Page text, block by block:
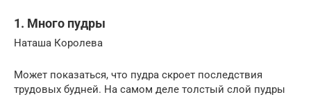
1. Много пудры
Наташа Королева
Может показаться, что пудра скроет последствия
трудовых будней. На самом деле толстый слой пудры